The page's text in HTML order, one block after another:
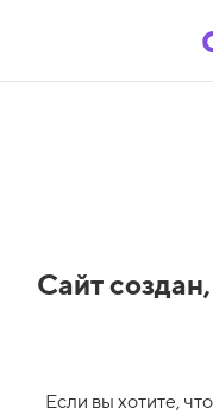
Сайт создан,
Если вы хотите,